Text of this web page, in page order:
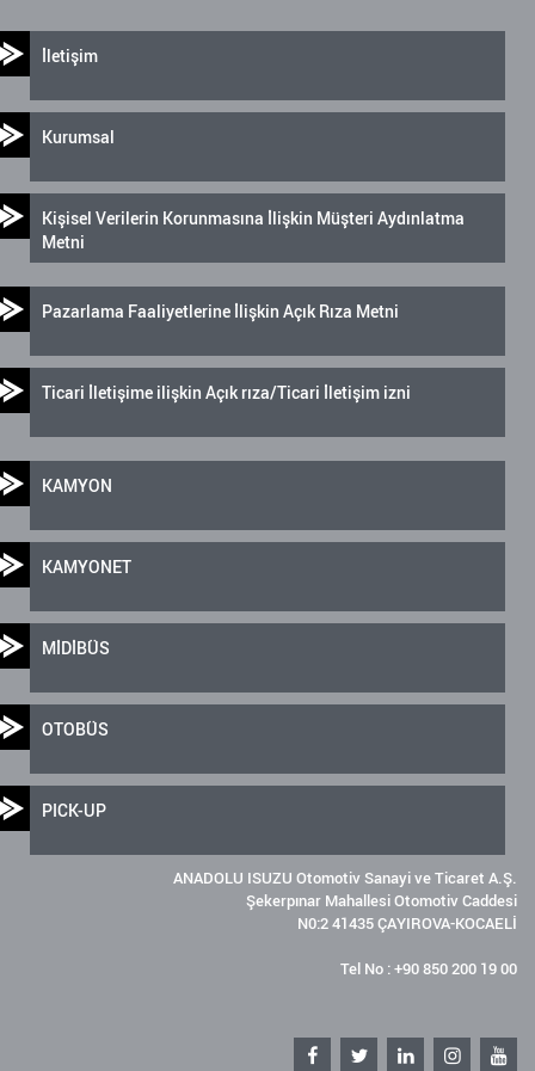
İletişim
Kurumsal
Kişisel Verilerin Korunmasına İlişkin Müşteri Aydınlatma
Metni
Pazarlama Faaliyetlerine İlişkin Açık Rıza Metni
Ticari İletişime ilişkin Açık rıza/Ticari İletişim izni
KAMYON
KAMYONET
MİDİBÜS
OTOBÜS
PICK-UP
ANADOLU ISUZU Otomotiv Sanayi ve Ticaret A.Ş.
Şekerpınar Mahallesi Otomotiv Caddesi
N0:2 41435 ÇAYIROVA-KOCAELİ
Tel No : +90 850 200 19 00